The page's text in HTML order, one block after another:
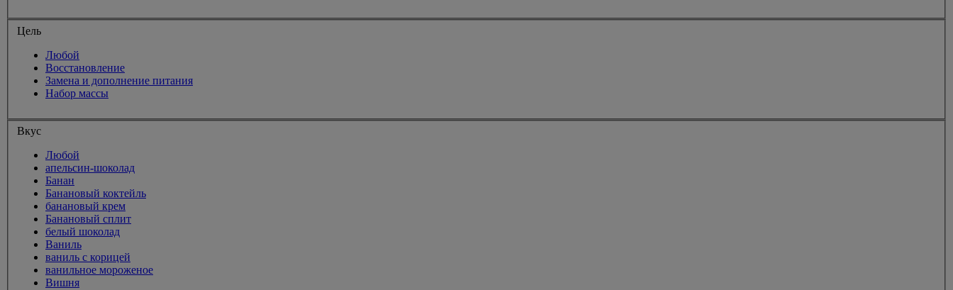
Цель
Любой
Восстановление
Замена и дополнение питания
Набор массы
Вкус
Любой
апельсин-шоколад
Банан
Банановый коктейль
банановый крем
Банановый сплит
белый шоколад
Ваниль
ваниль с корицей
ванильное мороженое
Вишня